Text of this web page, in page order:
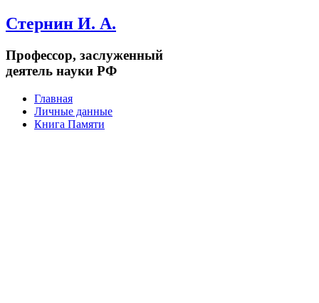
Стернин И. А.
Профессор, заслуженный
деятель науки РФ
Главная
Личные данные
Книга Памяти